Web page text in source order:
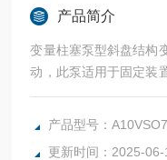
产品简介
变量柱塞泵型斜盘结构
动，此泵适用于固定装
转速和泵的排量，调节
士乐柱塞泵库存现货
产品型号：
更新时间：2025-06-